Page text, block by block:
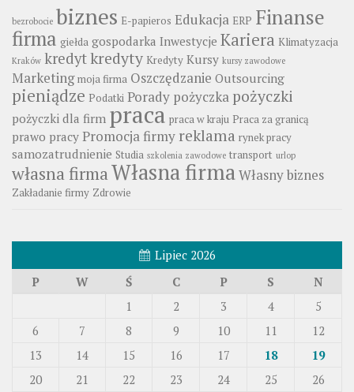
bezrobocie biznes E-papieros Edukacja ERP Finanse
firma giełda gospodarka Inwestycje Kariera Klimatyzacja
Kraków kredytkredyty Kredyty Kursy kursy zawodowe
Marketing moja firma Oszczędzanie Outsourcing
pieniądze Podatki Porady pożyczka pożyczki
pożyczki dla firm praca praca w kraju Praca za granicą
prawo pracy Promocja firmy reklama rynek pracy
samozatrudnienie Studia szkolenia zawodowe transport urlop
własna firma Własna firmaWłasny biznes
Zakładanie firmy Zdrowie
Lipiec 2026
P
W Ś C P S
N
1
2 3 4
5
6
7 8 9 10 11
12
13
14 15 16 17 18
19
20
21 22 23 24 25 26